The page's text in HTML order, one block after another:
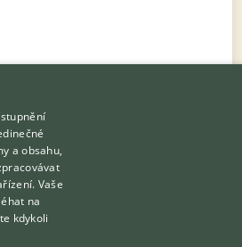
a obsahu,
Vaše
na
kdykoli